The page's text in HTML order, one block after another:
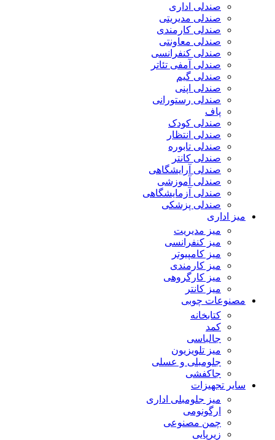
صندلی اداری
صندلی مدیریتی
صندلی کارمندی
صندلی معاونتی
صندلی کنفرانسی
صندلی آمفی تئاتر
صندلی گیم
صندلی اپنی
صندلی رستورانی
پاف
صندلی کودک
صندلی انتظار
صندلی تابوره
صندلی کانتر
صندلی آرایشگاهی
صندلی آموزشی
صندلی آزمایشگاهی
صندلی پزشکی
میز اداری
میز مدیریت
میز کنفرانسی
میز کامپیوتر
میز کارمندی
میز کارگروهی
میز کانتر
مصنوعات چوبی
کتابخانه
کمد
جالباسی
میز تلویزیون
جلومبلی و عسلی
جاکفشی
سایر تجهیزات
میز جلومبلی اداری
ارگونومی
چمن مصنوعی
زیرپایی